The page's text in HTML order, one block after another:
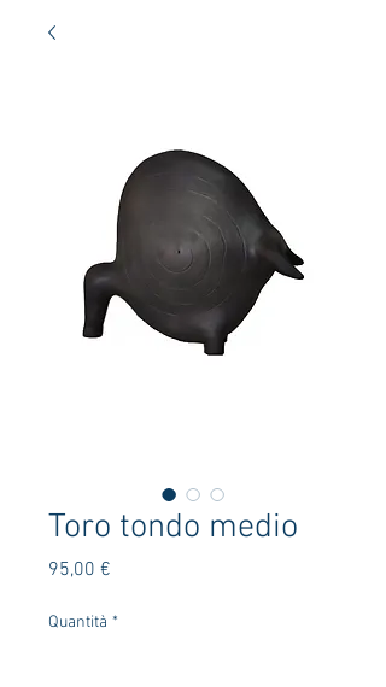
Toro tondo medio
95,00 €
Quantità *